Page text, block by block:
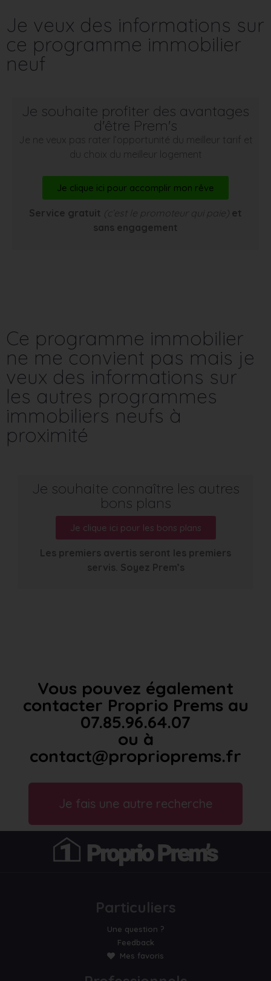
Je veux des informations sur
ce programme immobilier
neuf
Je souhaite profiter des avantages
d'être Prem's
Je ne veux pas rater l’opportunité du meilleur tarif et
du choix du meilleur logement
Je clique ici pour accomplir mon rêve
Service gratuit (c’est le promoteur qui paie) et
sans engagement
Ce programme immobilier
ne me convient pas mais je
veux des informations sur
les autres programmes
immobiliers neufs à
proximité
Je souhaite connaître les autres
bons plans
Je clique ici pour les bons plans
Les premiers avertis seront les premiers
servis. Soyez Prem’s
Vous pouvez également
contacter Proprio Prems au
07.85.96.64.07
ou à
contact@proprioprems.fr
Je fais une autre recherche
Particuliers
Une question ?
Feedback
Mes favoris